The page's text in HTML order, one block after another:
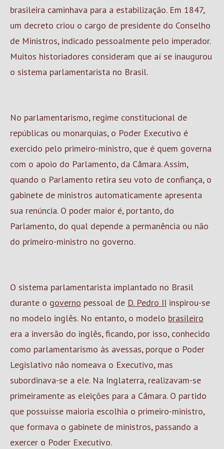
brasileira caminhava para a estabilização. Em 1847,
um decreto criou o cargo de presidente do Conselho
de Ministros, indicado pessoalmente pelo imperador.
Muitos historiadores consideram que aí se inaugurou
o sistema parlamentarista no Brasil.
No parlamentarismo, regime constitucional de
repúblicas ou monarquias, o Poder Executivo é
exercido pelo primeiro-ministro, que é quem governa
com o apoio do Parlamento, da Câmara. Assim,
quando o Parlamento retira seu voto de confiança, o
gabinete de ministros automaticamente apresenta
sua renúncia. O poder maior é, portanto, do
Parlamento, do qual depende a permanência ou não
do primeiro-ministro no governo.
O sistema parlamentarista implantado no Brasil
durante o governo pessoal de D. Pedro II inspirou-se
no modelo inglês. No entanto, o modelo brasileiro
era a inversão do inglês, ficando, por isso, conhecido
como parlamentarismo às avessas, porque o Poder
Legislativo não nomeava o Executivo, mas
subordinava-se a ele. Na Inglaterra, realizavam-se
primeiramente as eleições para a Câmara. O partido
que possuísse maioria escolhia o primeiro-ministro,
que formava o gabinete de ministros, passando a
exercer o Poder Executivo.